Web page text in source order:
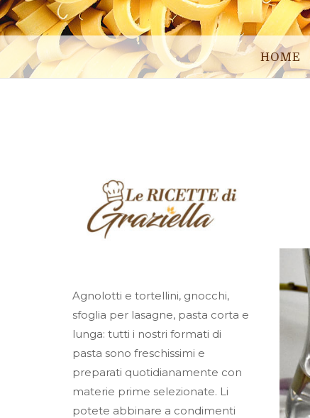
HOME
Agnolotti e tortellini, gnocchi,
sfoglia per lasagne, pasta corta e
lunga: tutti i nostri formati di
pasta sono freschissimi e
preparati quotidianamente con
materie prime selezionate. Li
potete abbinare a condimenti